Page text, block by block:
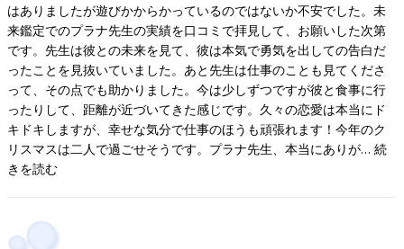
はありましたが遊びかからかっているのではないか不安でした。未
来鑑定でのプラナ先生の実績を口コミで拝見して、お願いした次第
です。先生は彼との未来を見て、彼は本気で勇気を出しての告白だ
ったことを見抜いていました。あと先生は仕事のことも見てくださ
って、その点でも助かりました。今は少しずつですが彼と食事に行
ったりして、距離が近づいてきた感じです。久々の恋愛は本当にド
キドキしますが、幸せな気分で仕事のほうも頑張れます！今年のク
リスマスは二人で過ごせそうです。プラナ先生、本当にありが…続
きを読む